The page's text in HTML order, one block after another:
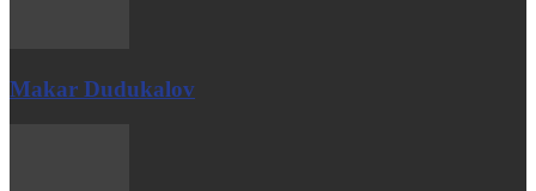
Makar Dudukalov